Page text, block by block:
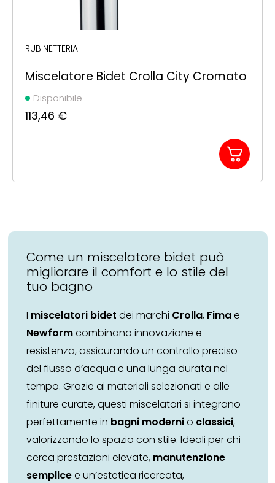
RUBINETTERIA
Miscelatore Bidet Crolla City Cromato
Disponibile
113,46 €
Come un miscelatore bidet può
migliorare il comfort e lo stile del
tuo bagno
I miscelatori bidet dei marchi Crolla, Fimae
Newformcombinano innovazione e
resistenza, assicurando un controllo preciso
del flusso d’acqua e una lunga durata nel
tempo. Grazie ai materiali selezionati e alle
finiture curate, questi miscelatori si integrano
perfettamente in bagni modernio classici,
valorizzando lo spazio con stile. Ideali per chi
cerca prestazioni elevate, manutenzione
semplicee un’estetica ricercata,